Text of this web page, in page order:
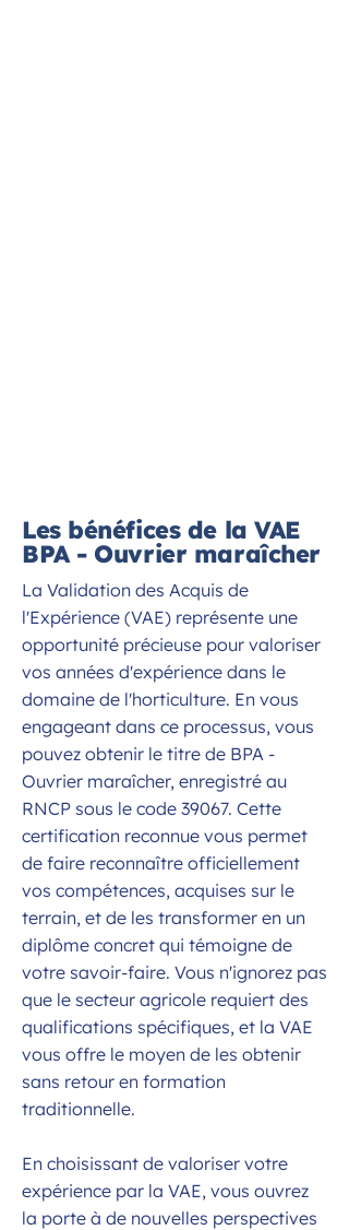
Les bénéfices de la VAE
BPA - Ouvrier maraîcher
La Validation des Acquis de
l'Expérience (VAE) représente une
opportunité précieuse pour valoriser
vos années d'expérience dans le
domaine de l'horticulture. En vous
engageant dans ce processus, vous
pouvez obtenir le titre de BPA -
Ouvrier maraîcher, enregistré au
RNCP sous le code 39067. Cette
certification reconnue vous permet
de faire reconnaître officiellement
vos compétences, acquises sur le
terrain, et de les transformer en un
diplôme concret qui témoigne de
votre savoir-faire. Vous n'ignorez pas
que le secteur agricole requiert des
qualifications spécifiques, et la VAE
vous offre le moyen de les obtenir
sans retour en formation
traditionnelle.
En choisissant de valoriser votre
expérience par la VAE, vous ouvrez
la porte à de nouvelles perspectives